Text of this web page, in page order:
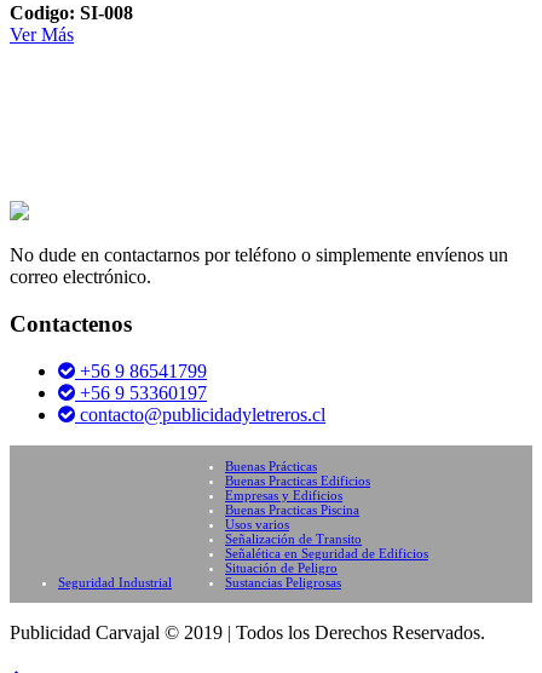
Codigo: SI-008
Ver Más
No dude en contactarnos por teléfono o simplemente envíenos un
correo electrónico.
Contactenos
+56 9 86541799
+56 9 53360197
contacto@publicidadyletreros.cl
Seguridad Industrial
Buenas Prácticas
Buenas Practicas Edificios
Empresas y Edificios
Buenas Practicas Piscina
Usos varios
Señalización de Transito
Señalética en Seguridad de Edificios
Situación de Peligro
Sustancias Peligrosas
Publicidad Carvajal © 2019 | Todos los Derechos Reservados.